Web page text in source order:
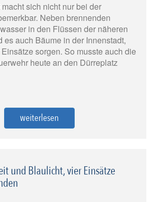
sich nicht nur bei der
Neben brennenden
in den Flüssen der näheren
es auch Bäume in der Innenstadt,
sorgen. So musste auch die
heute an den Dürreplatz
weiterlesen
und Blaulicht, vier Einsätze